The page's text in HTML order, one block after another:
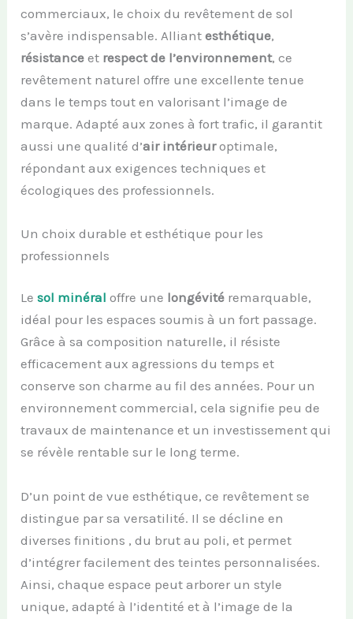
commerciaux, le choix du revêtement de sol
s’avère indispensable. Alliantesthétique,
résistance et respect de l’environnement, ce
revêtement naturel offre une excellente tenue
dans le temps tout en valorisant l’image de
marque. Adapté aux zones à fort trafic, il garantit
aussi une qualité d’air intérieuroptimale,
répondant aux exigences techniques et
écologiques des professionnels.
Un choix durable et esthétique pour les
professionnels
Lesol minéral offre une longévité remarquable,
idéal pour les espaces soumis à un fort passage.
Grâce à sa composition naturelle, il résiste
efficacement aux agressions du temps et
conserve son charme au fil des années. Pour un
environnement commercial, cela signifie peu de
travaux de maintenance et un investissement qui
se révèle rentable sur le long terme.
D’un point de vue esthétique, ce revêtement se
distingue par sa versatilité. Il se décline en
diverses finitions , du brut au poli, et permet
d’intégrer facilement des teintes personnalisées.
Ainsi, chaque espace peut arborer un style
unique, adapté à l’identité et à l’image de la